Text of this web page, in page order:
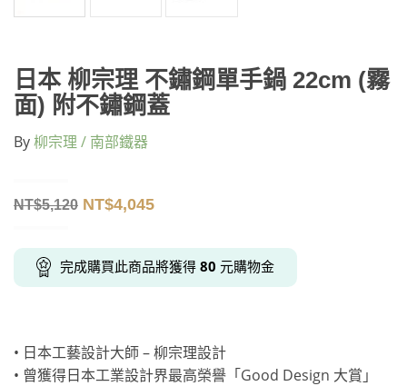
日本 柳宗理 不鏽鋼單手鍋 22cm (霧
面) 附不鏽鋼蓋
By柳宗理 / 南部鐵器
NT$5,120 NT$4,045
完成購買此商品將獲得 80 元購物金
• 日本工藝設計大師 – 柳宗理設計
• 曾獲得日本工業設計界最高榮譽「Good Design 大賞」